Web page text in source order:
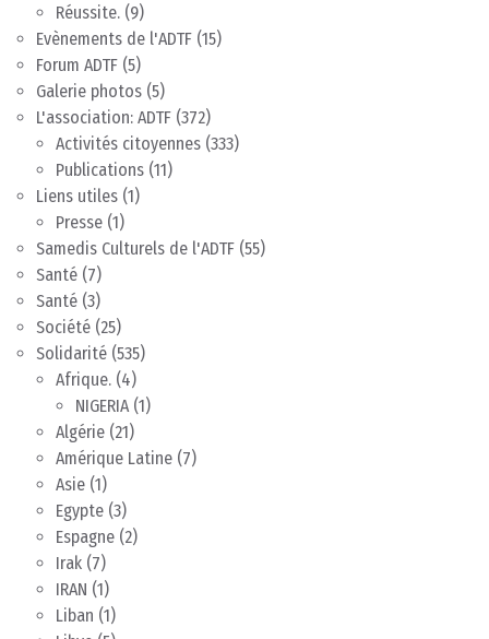
Réussite. (9)
Evènements de l'ADTF (15)
Forum ADTF (5)
Galerie photos (5)
L'association: ADTF (372)
Activités citoyennes (333)
Publications (11)
Liens utiles (1)
Presse (1)
Samedis Culturels de l'ADTF (55)
Santé (7)
Santé (3)
Société (25)
Solidarité (535)
Afrique. (4)
NIGERIA(1)
Algérie (21)
Amérique Latine (7)
Asie (1)
Egypte (3)
Espagne (2)
Irak (7)
IRAN (1)
Liban (1)